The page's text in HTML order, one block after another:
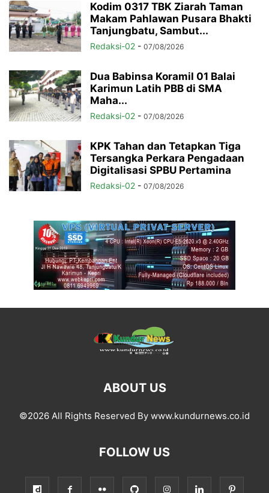
Kodim 0317 TBK Ziarah Taman
Makam Pahlawan Pusara Bhakti
Tanjungbatu, Sambut...
Redaksi-02 - 07/08/2026
Dua Babinsa Koramil 01 Balai
Karimun Latih PBB di SMA
Maha...
Redaksi-02 - 07/08/2026
KPK Tahan dan Tetapkan Tiga
Tersangka Perkara Pengadaan
Digitalisasi SPBU Pertamina
Redaksi-02 - 07/08/2026
ABOUT US
©2026 All Rights Reserved By www.kundurnews.co.id
FOLLOW US